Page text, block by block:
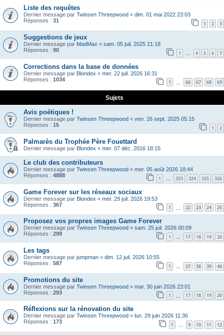
Liste des requêtes
Dernier message par Twinsen Threepwood « dim. 01 mai 2022 23:03
Réponses : 31 1 2 3
Suggestions de jeux
Dernier message par MadMax « sam. 05 juil. 2025 21:18
Réponses : 90 1 … 4 5 6 7
Corrections dans la base de données
Dernier message par Blondex « mer. 22 juil. 2026 16:31
Réponses : 1034 1 66 67 68 69
Sujets
Avis poétiques !
Dernier message par Twinsen Threepwood « ven. 26 sept. 2025 05:15
Réponses : 15 1 2
Palmarès du Trophée Père Fouettard
Dernier message par Blondex « mer. 07 déc. 2016 18:15
Le club des contributeurs
Dernier message par Twinsen Threepwood « mer. 05 août 2026 18:44
Réponses : 4888 1 … 323 324 325 326
Game Forever sur les réseaux sociaux
Dernier message par Blondex « mer. 29 juil. 2026 19:53
Réponses : 367 1 22 23 24 25
Proposez vos propres images Game Forever
Dernier message par Twinsen Threepwood « sam. 25 juil. 2026 00:09
Réponses : 299 1 … 17 18 19 20
Les tags
Dernier message par jumpman « dim. 12 juil. 2026 10:55
Réponses : 587 1 … 37 38 39 40
Promotions du site
Dernier message par Twinsen Threepwood « mar. 30 juin 2026 23:01
Réponses : 293 1 17 18 19 20
Réflexions sur la rénovation du site
Dernier message par Twinsen Threepwood « lun. 29 juin 2026 11:36
Réponses : 173 1 … 9 10 11 12